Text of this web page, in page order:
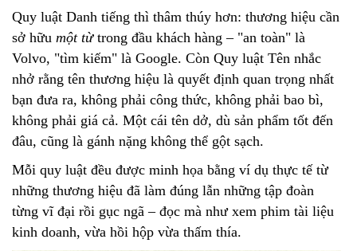
Quy luật Danh tiếng thì thâm thúy hơn: thương hiệu cần
sở hữu một từtrong đầu khách hàng – "an toàn" là
Volvo, "tìm kiếm" là Google. Còn Quy luật Tên nhắc
nhở rằng tên thương hiệu là quyết định quan trọng nhất
bạn đưa ra, không phải công thức, không phải bao bì,
không phải giá cả. Một cái tên dở, dù sản phẩm tốt đến
đâu, cũng là gánh nặng không thể gột sạch.
Mỗi quy luật đều được minh họa bằng ví dụ thực tế từ
những thương hiệu đã làm đúng lẫn những tập đoàn
từng vĩ đại rồi gục ngã – đọc mà như xem phim tài liệu
kinh doanh, vừa hồi hộp vừa thấm thía.